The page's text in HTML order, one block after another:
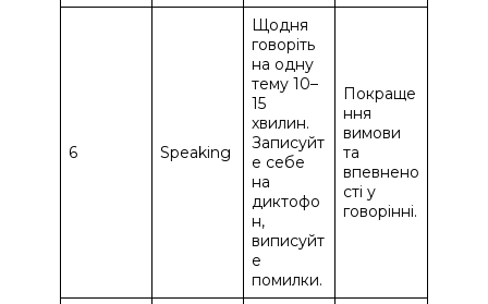
6 Speaking
Щодня
говоріть
на одну
тему 10–
15
хвилин.
Записуйт
е себе
на
диктофо
н,
виписуйт
е
помилки.
Покраще
ння
вимови
та
впевнено
сті у
говорінні.